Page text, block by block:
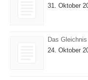
31. Oktober
Das
24. Oktober